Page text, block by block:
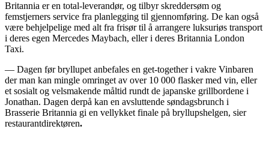
Britannia er en total-leverandør, og tilbyr skreddersøm og
femstjerners service fra planlegging til gjennomføring. De kan også
være behjelpelige med alt fra frisør til å arrangere luksuriøs transport
i deres egen Mercedes Maybach, eller i deres Britannia London
Taxi.
— Dagen før bryllupet anbefales en get-together i vakre Vinbaren
der man kan mingle omringet av over 10 000 flasker med vin, eller
et sosialt og velsmakende måltid rundt de japanske grillbordene i
Jonathan. Dagen derpå kan en avsluttende søndagsbrunch i
Brasserie Britannia gi en vellykket finale på bryllupshelgen, sier
restaurantdirektøren.